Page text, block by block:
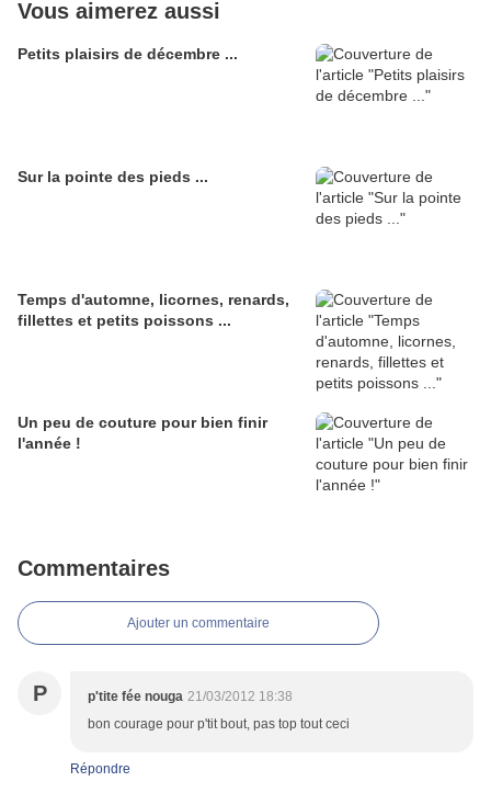
Vous aimerez aussi
Petits plaisirs de décembre ...
Sur la pointe des pieds ...
Temps d'automne, licornes, renards,
fillettes et petits poissons ...
Un peu de couture pour bien finir
l'année !
Commentaires
Ajouter un commentaire
P p'tite fée nouga 21/03/2012 18:38
bon courage pour p'tit bout, pas top tout ceci
Répondre